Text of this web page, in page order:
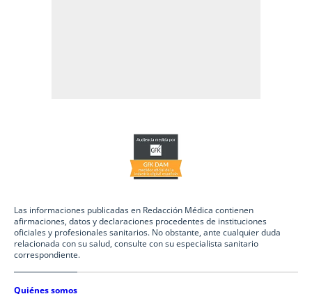
Las informaciones publicadas en Redacción Médica contienen
afirmaciones, datos y declaraciones procedentes de instituciones
oficiales y profesionales sanitarios. No obstante, ante cualquier duda
relacionada con su salud, consulte con su especialista sanitario
correspondiente.
Quiénes somos